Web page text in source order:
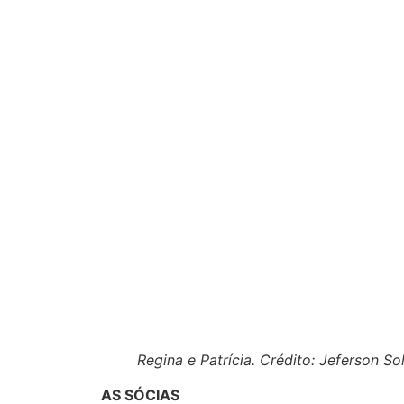
Regina e Patrícia. Crédito: Jeferson
AS SÓCIAS